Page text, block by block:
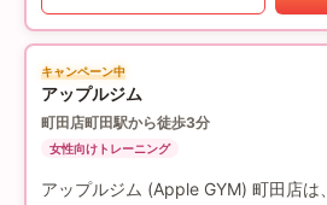
キャンペーン中
アップルジム
町田店町田駅から徒歩3分
女性向けトレーニング
アップルジム (Apple GYM) 町田店は